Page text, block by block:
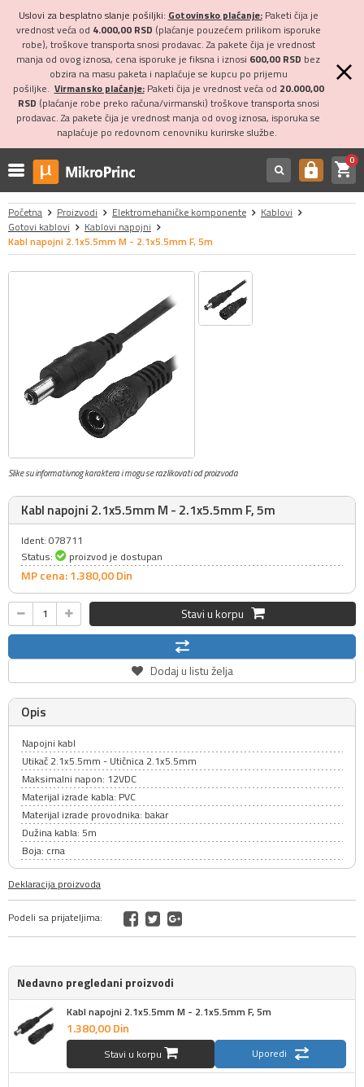
Uslovi za besplatno slanje pošiljki: Gotovinsko plaćanje:Paketi čija je
vrednost veća od 4.000,00 RSD (plaćanje pouzećem prilikom isporuke
robe), troškove transporta snosi prodavac. Za pakete čija je vrednost
manja od ovog iznosa, cena isporuke je fiksna i iznosi 600,00 RSD bez
obzira na masu paketa i naplaćuje se kupcu po prijemu
pošiljke. Virmansko plaćanje:Paketi čija je vrednost veća od 20.000,00
RSD (plaćanje robe preko računa/virmanski) troškove transporta snosi
prodavac. Za pakete čija je vrednost manja od ovog iznosa, isporuka se
naplaćuje po redovnom cenovniku kurirske službe.
https shopping_cart0
Početna Proizvodi Elektromehaničke komponente
Kablovi
Gotovi kablovi
Kablovi napojni
Kabl napojni 2.1x5.5mm M - 2.1x5.5mm F, 5m
Slike su informativnog karaktera i mogu se razlikovati od proizvoda
Kabl napojni 2.1x5.5mm M - 2.1x5.5mm F, 5m
Ident: 078711
Status:
proizvod je dostupan
MP cena: 1.380,00Din
Stavi u korpu
Dodaj u listu želja
Opis
Napojni kabl
Utikač 2.1x5.5mm - Utičnica 2.1x5.5mm
Maksimalni napon: 12VDC
Materijal izrade kabla: PVC
Materijal izrade provodnika: bakar
Dužina kabla: 5m
Boja: crna
Deklaracija proizvoda
Podeli sa prijateljima:
Nedavno pregledani proizvodi
Kabl napojni 2.1x5.5mm M - 2.1x5.5mm F, 5m
1.380,00Din
Stavi u korpu Uporedi